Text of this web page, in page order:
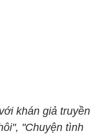
khán giả truyền
"Chuyện tình